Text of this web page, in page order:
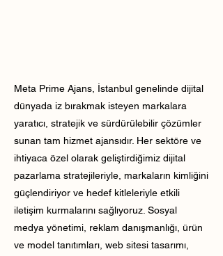
Meta Prime Ajans, İstanbul genelinde dijital
dünyada iz bırakmak isteyen markalara
yaratıcı, stratejik ve sürdürülebilir çözümler
sunan tam hizmet ajansıdır. Her sektöre ve
ihtiyaca özel olarak geliştirdiğimiz dijital
pazarlama stratejileriyle, markaların kimliğini
güçlendiriyor ve hedef kitleleriyle etkili
iletişim kurmalarını sağlıyoruz. Sosyal
medya yönetimi, reklam danışmanlığı, ürün
ve model tanıtımları, web sitesi tasarımı,